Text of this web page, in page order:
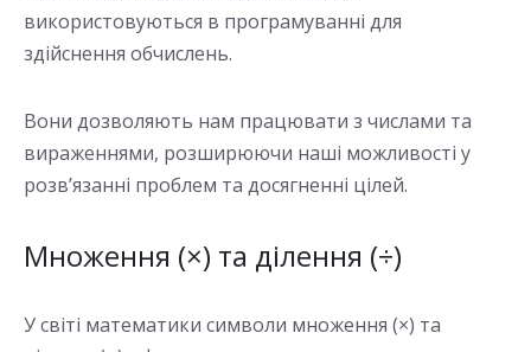
використовуються в програмуванні для
здійснення обчислень.
Вони дозволяють нам працювати з числами та
вираженнями, розширюючи наші можливості у
розв’язанні проблем та досягненні цілей.
Множення (×) та ділення (÷)
У світі математики символи множення (×) та